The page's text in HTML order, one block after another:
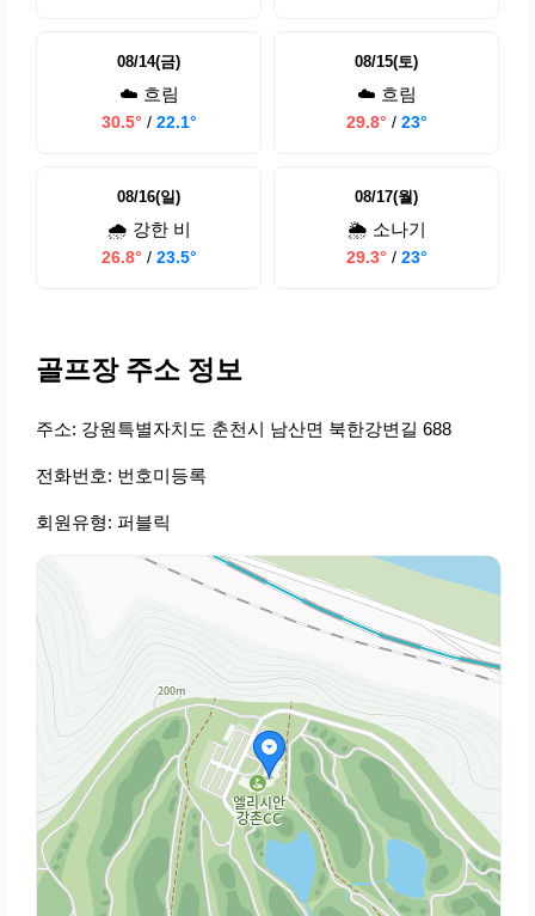
08/14(금)
☁️ 흐림
30.5° / 22.1°
08/15(토)
☁️ 흐림
29.8° / 23°
08/16(일)
🌧️ 강한 비
26.8° / 23.5°
08/17(월)
🌦️ 소나기
29.3° / 23°
골프장 주소 정보
주소: 강원특별자치도 춘천시 남산면 북한강변길 688
전화번호: 번호미등록
회원유형: 퍼블릭